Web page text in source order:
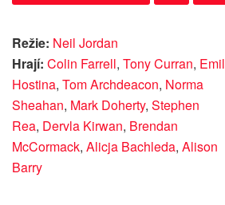
Režie: Neil Jordan
Hrají: Colin Farrell, Tony Curran, Emil
Hostina, Tom Archdeacon, Norma
Sheahan, Mark Doherty, Stephen
Rea, Dervla Kirwan, Brendan
McCormack, Alicja Bachleda, Alison
Barry